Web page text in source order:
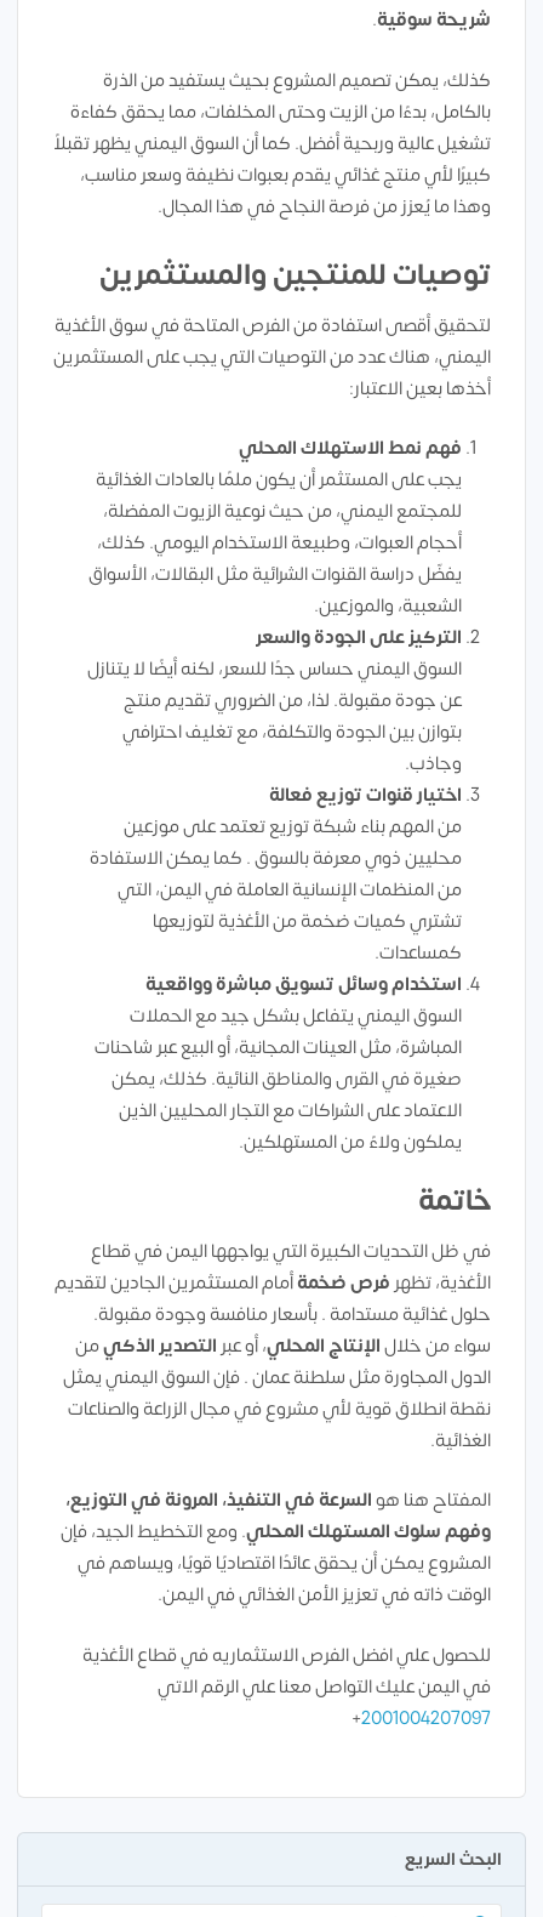
شريحة سوقية.
كذلك، يمكن تصميم المشروع بحيث يستفيد من الذرة
بالكامل، بدءًا من الزيت وحتى المخلفات، مما يحقق كفاءة
تشغيل عالية وربحية أفضل. كما أن السوق اليمني يظهر تقبلاً
كبيرًا لأي منتج غذائي يقدم بعبوات نظيفة وسعر مناسب،
وهذا ما يُعزز من فرصة النجاح في هذا المجال.
توصيات للمنتجين والمستثمرين
لتحقيق أقصى استفادة من الفرص المتاحة في سوق الأغذية
اليمني، هناك عدد من التوصيات التي يجب على المستثمرين
أخذها بعين الاعتبار:
فهم نمط الاستهلاك المحلي
يجب على المستثمر أن يكون ملمًا بالعادات الغذائية
للمجتمع اليمني، من حيث نوعية الزيوت المفضلة،
أحجام العبوات، وطبيعة الاستخدام اليومي. كذلك،
يفضّل دراسة القنوات الشرائية مثل البقالات، الأسواق
الشعبية، والموزعين.
التركيز على الجودة والسعر
السوق اليمني حساس جدًا للسعر، لكنه أيضًا لا يتنازل
عن جودة مقبولة. لذا، من الضروري تقديم منتج
بتوازن بين الجودة والتكلفة، مع تغليف احترافي
وجاذب.
اختيار قنوات توزيع فعالة
من المهم بناء شبكة توزيع تعتمد على موزعين
محليين ذوي معرفة بالسوق . كما يمكن الاستفادة
من المنظمات الإنسانية العاملة في اليمن، التي
تشتري كميات ضخمة من الأغذية لتوزيعها
كمساعدات.
استخدام وسائل تسويق مباشرة وواقعية
السوق اليمني يتفاعل بشكل جيد مع الحملات
المباشرة، مثل العينات المجانية، أو البيع عبر شاحنات
صغيرة في القرى والمناطق النائية. كذلك، يمكن
الاعتماد على الشراكات مع التجار المحليين الذين
يملكون ولاءً من المستهلكين.
خاتمة
في ظل التحديات الكبيرة التي يواجهها اليمن في قطاع
الأغذية، تظهر فرص ضخمةأمام المستثمرين الجادين لتقديم
حلول غذائية مستدامة . بأسعار منافسة وجودة مقبولة.
سواء من خلالالإنتاج المحلي، أو عبر التصدير الذكيمن
الدول المجاورة مثل سلطنة عمان . فإن السوق اليمني يمثل
نقطة انطلاق قوية لأي مشروع في مجال الزراعة والصناعات
الغذائية.
المفتاح هنا هوالسرعة في التنفيذ، المرونة في التوزيع،
وفهم سلوك المستهلك المحلي. ومع التخطيط الجيد، فإن
المشروع يمكن أن يحقق عائدًا اقتصاديًا قويًا، ويساهم في
الوقت ذاته في تعزيز الأمن الغذائي في اليمن.
للحصول علي افضل الفرص الاستثماريه في قطاع الأغذية
في اليمن عليك التواصل معنا علي الرقم الاتي
2001004207097
+
البحث السريع